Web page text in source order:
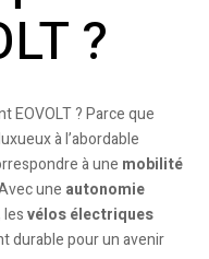
?
EOVOLT ? Parce que
à l’abordable
à une mobilité
une autonomie
lesvélos électriques
durable pour un avenir